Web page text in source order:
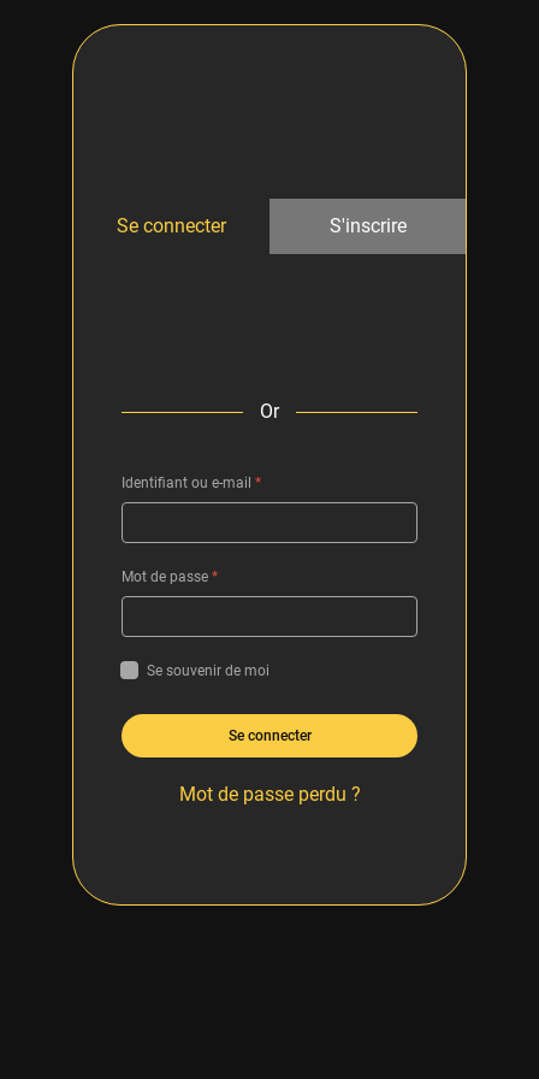
Se connecter S'inscrire
Or
Identifiant ou e-mail *
Mot de passe *
Se souvenir de moi
Se connecter
Mot de passe perdu ?